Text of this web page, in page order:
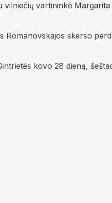
vartininkė
skerso
kovo 28 dieną,